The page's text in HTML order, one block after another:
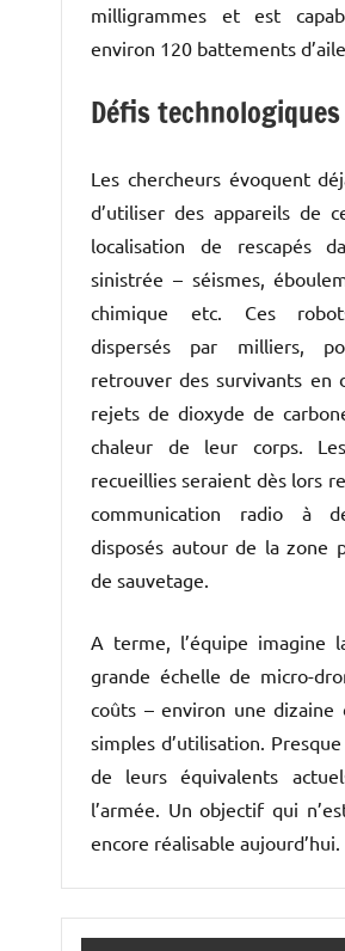
milligrammes et est
environ 120 battements
Défis technologiques
Les chercheurs évoquent
d’utiliser des appareils de
localisation de rescapés
sinistrée – séismes,
chimique etc. Ces
dispersés par milliers,
retrouver des survivants en
rejets de dioxyde de
chaleur de leur corps.
recueillies seraient dès lors
communication radio à
disposés autour de la zone
de sauvetage.
A terme, l’équipe imagine
grande échelle de micro-
coûts – environ une dizaine
simples d’utilisation.
de leurs équivalents
l’armée. Un objectif qui
encore réalisable aujourd’hui.